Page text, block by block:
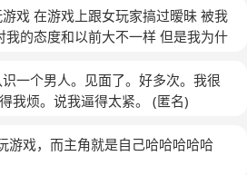
开他这个圈子，该退的群都退了，什
紧解除，但是事实就是一个这么不起
拿什么借口去删他，之前去医院检查
，我就在想，难道是因为我的原因
做事情，我都会考虑别人的感受，所
，我不敢跟他说，我不想跟你玩啊，
戏 在游戏上跟女玩家搞过暧昧 被我
我的态度和以前大不一样 但是我为什
一个男人。见面了。好多次。我很
我烦。说我逼得太紧。 (匿名)
游戏，而主角就是自己哈哈哈哈哈